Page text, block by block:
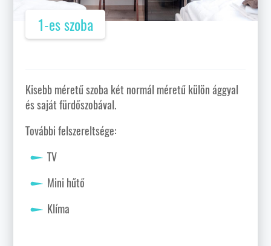
1-es szoba
Kisebb méretű szoba két normál méretű külön ággyal
és saját fürdőszobával.
További felszereltsége:
TV
Mini hűtő
Klíma